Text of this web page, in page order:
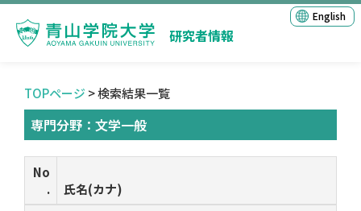
研究者情報
English
TOPページ > 検索結果一覧
専門分野：文学一般
No
.
氏名(カナ)